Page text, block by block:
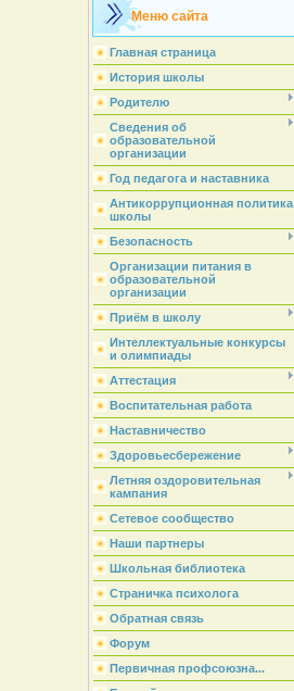
Меню сайта
Главная страница
История школы
Родителю
Сведения об
образовательной
организации
Год педагога и наставника
Антикоррупционная политика
школы
Безопасность
Организации питания в
образовательной
организации
Приём в школу
Интеллектуальные конкурсы
и олимпиады
Аттестация
Воспитательная работа
Наставничество
Здоровьесбережение
Летняя оздоровительная
кампания
Сетевое сообщество
Наши партнеры
Школьная библиотека
Страничка психолога
Обратная связь
Форум
Первичная профсоюзна...